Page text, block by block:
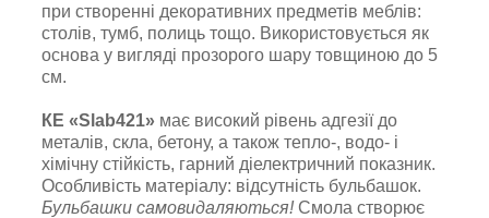
при створенні декоративних предметів меблів:
столів, тумб, полиць тощо. Використовується як
основа у вигляді прозорого шару товщиною до 5
см.
КЕ «Slab421» має високий рівень адгезії до
металів, скла, бетону, а також тепло-, водо- і
хімічну стійкість, гарний діелектричний показник.
Особливість матеріалу: відсутність бульбашок.
Бульбашки самовидаляються!Смола створює